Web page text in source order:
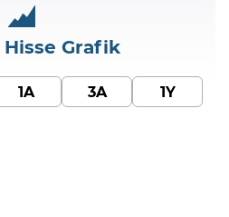
Hisse Grafik
1A 3A 1Y